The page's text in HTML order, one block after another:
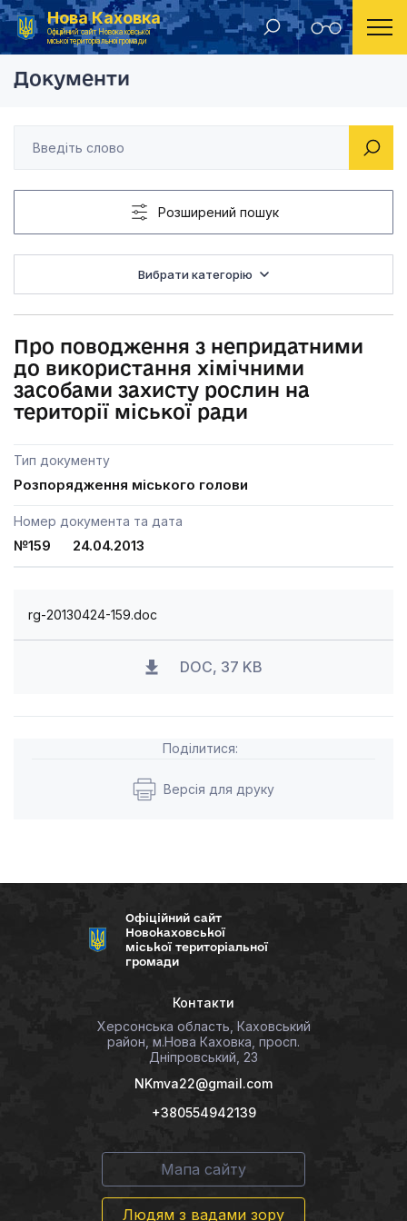
Нова Каховка
Офіційний сайт Новокаховської
міської територіальної громади
Головна Розпорядження Новокаховського міського голови 2013 рік Про поводження з
Документи
Розширений пошук
Вибрати категорію
Про поводження з непридатними
до використання хімічними
засобами захисту рослин на
території міської ради
Тип документу
Розпорядження міського голови
Номер документа та дата
№159 24.04.2013
rg-20130424-159.doc
DOC, 37 KB
Поділитися:
Версія для друку
Офіційний сайт
Новокаховської
міської територіальної
громади
Контакти
Херсонська область, Каховський
район, м.Нова Каховка, просп.
Дніпровський, 23
NKmva22@gmail.com
+380554942139
Мапа сайту
Людям з вадами зору